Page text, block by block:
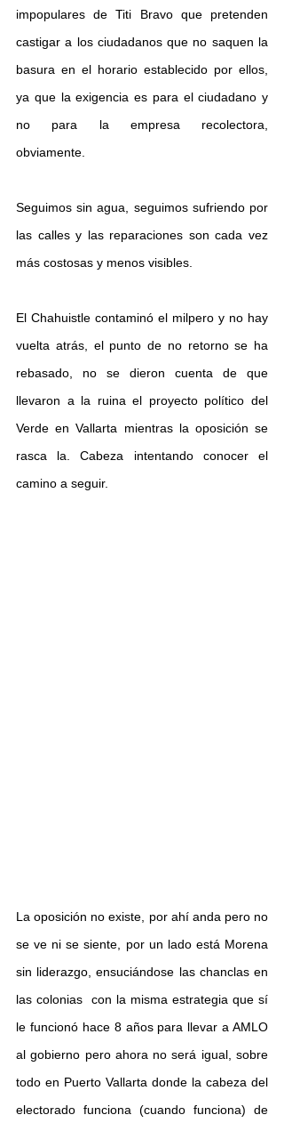
impopulares de Titi Bravo que pretenden
castigar a los ciudadanos que no saquen la
basura en el horario establecido por ellos,
ya que la exigencia es para el ciudadano y
no para la empresa recolectora,
obviamente.
Seguimos sin agua, seguimos sufriendo por
las calles y las reparaciones son cada vez
más costosas y menos visibles.
El Chahuistle contaminó el milpero y no hay
vuelta atrás, el punto de no retorno se ha
rebasado, no se dieron cuenta de que
llevaron a la ruina el proyecto político del
Verde en Vallarta mientras la oposición se
rasca la. Cabeza intentando conocer el
camino a seguir.
La oposición no existe, por ahí anda pero no
se ve ni se siente, por un lado está Morena
sin liderazgo, ensuciándose las chanclas en
las colonias  con la misma estrategia que sí
le funcionó hace 8 años para llevar a AMLO
al gobierno pero ahora no será igual, sobre
todo en Puerto Vallarta donde la cabeza del
electorado funciona (cuando funciona) de